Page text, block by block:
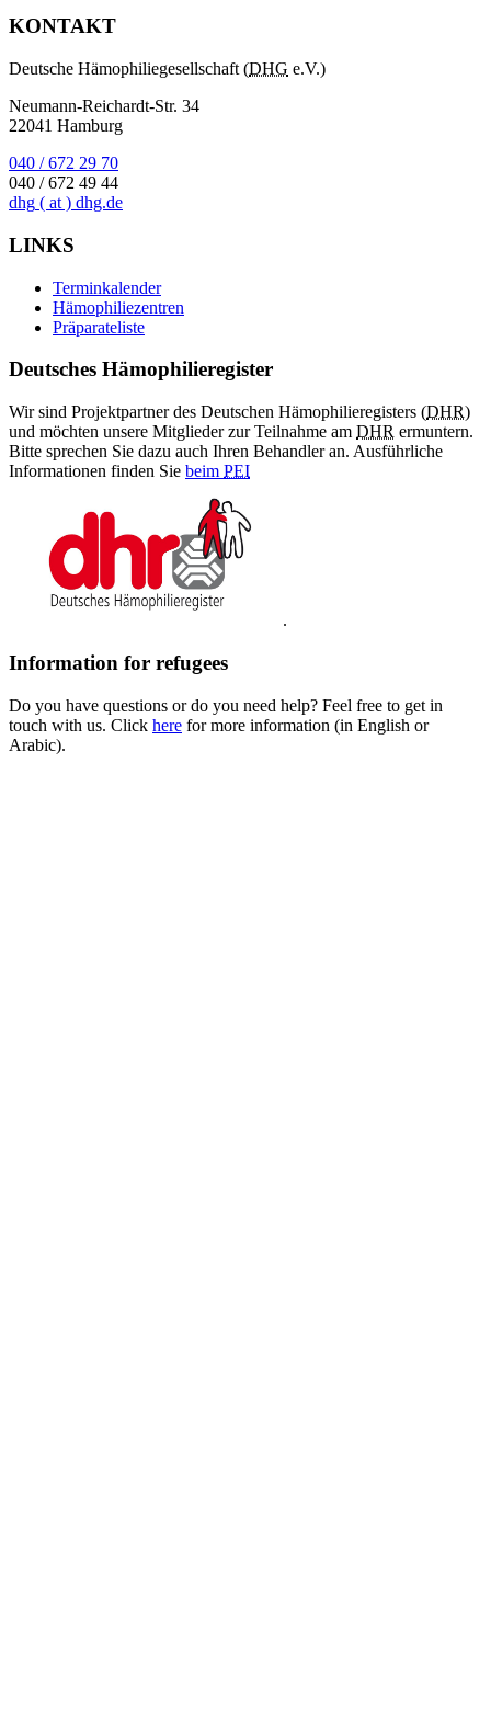
KONTAKT
Deutsche Hämophiliegesellschaft (DHG e.V.)
Neumann-Reichardt-Str. 34
22041 Hamburg
040 / 672 29 70
040 / 672 49 44
dhg ( at ) dhg.de
LINKS
Terminkalender
Hämophiliezentren
Präparateliste
Deutsches Hämophilieregister
Wir sind Projektpartner des Deutschen Hämophilieregisters (DHR)
und möchten unsere Mitglieder zur Teilnahme am DHR ermuntern.
Bitte sprechen Sie dazu auch Ihren Behandler an. Ausführliche
Informationen finden Sie beim PEI
.
Information for refugees
Do you have questions or do you need help? Feel free to get in
touch with us. Click here for more information (in English or
Arabic).